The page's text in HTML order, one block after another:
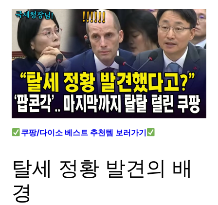
쿠팡/다이소 베스트 추천템 보러가기
탈세 정황 발견의 배
경